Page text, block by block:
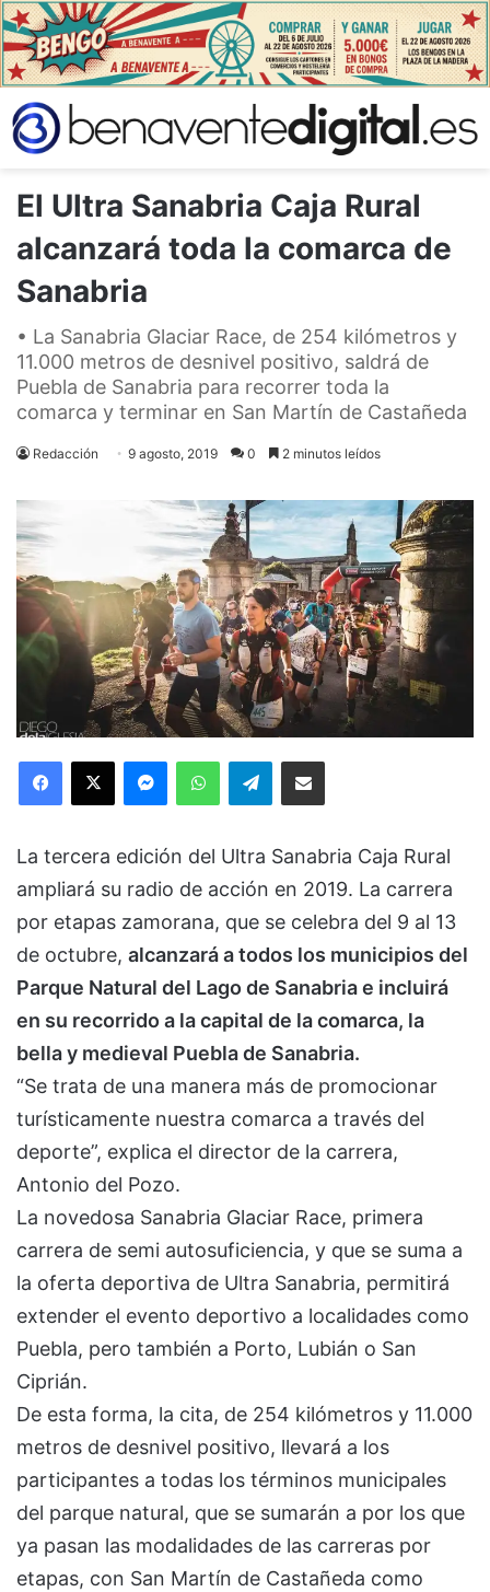
El Ultra Sanabria Caja Rural
alcanzará toda la comarca de
Sanabria
• La Sanabria Glaciar Race, de 254 kilómetros y
11.000 metros de desnivel positivo, saldrá de
Puebla de Sanabria para recorrer toda la
comarca y terminar en San Martín de Castañeda
Redacción 9 agosto, 2019 0 2 minutos leídos
Facebook
X MessengerWhatsAppTelegramCompartir via Email
La tercera edición del Ultra Sanabria Caja Rural
ampliará su radio de acción en 2019. La carrera
por etapas zamorana, que se celebra del 9 al 13
de octubre, alcanzará a todos los municipios del
Parque Natural del Lago de Sanabria e incluirá
en su recorrido a la capital de la comarca, la
bella y medieval Puebla de Sanabria.
“Se trata de una manera más de promocionar
turísticamente nuestra comarca a través del
deporte”, explica el director de la carrera,
Antonio del Pozo.
La novedosa Sanabria Glaciar Race, primera
carrera de semi autosuficiencia, y que se suma a
la oferta deportiva de Ultra Sanabria, permitirá
extender el evento deportivo a localidades como
Puebla, pero también a Porto, Lubián o San
Ciprián.
De esta forma, la cita, de 254 kilómetros y 11.000
metros de desnivel positivo, llevará a los
participantes a todas los términos municipales
del parque natural, que se sumarán a por los que
ya pasan las modalidades de las carreras por
etapas, con San Martín de Castañeda como